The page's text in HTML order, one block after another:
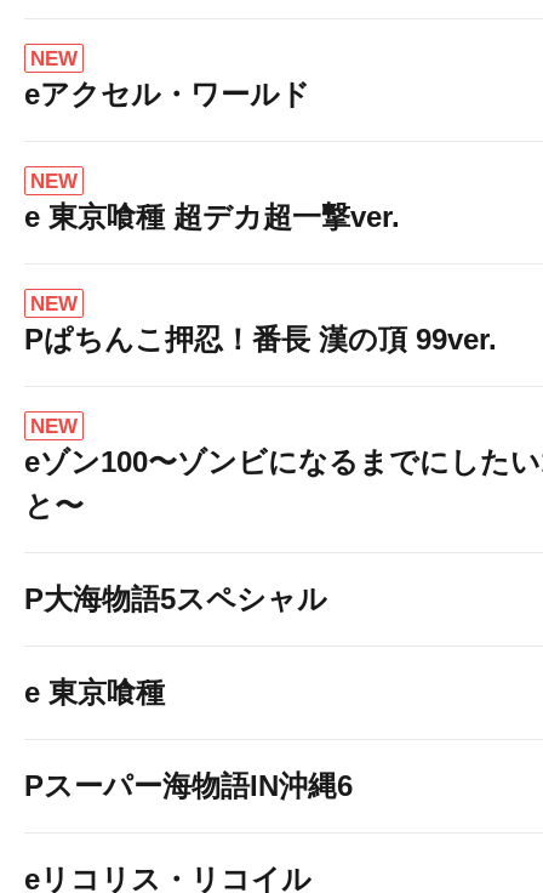
NEW
eアクセル・ワールド
NEW
e 東京喰種 超デカ超一撃ver.
NEW
Pぱちんこ押忍！番長 漢の頂 99ver.
NEW
eゾン100〜ゾンビになるまでにした
と〜
P大海物語5スペシャル
e 東京喰種
Pスーパー海物語IN沖縄6
eリコリス・リコイル